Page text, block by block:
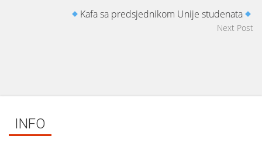
Kafa sa predsjednikom Unije studenata
Next Post
INFO